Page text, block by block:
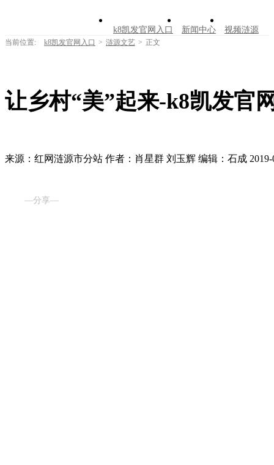
k8凯发官网入口 新闻中心 视频涟源
走进涟源
当前位置: k8凯发官网入口 > 涟源文艺 > 正文
让乡村“美”起来-k8凯发官
来源：​红网涟源市分站 作者：肖星群 刘玉辉 编辑：石成
—分享—